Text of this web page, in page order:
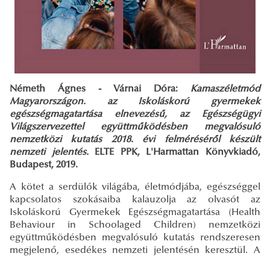
Németh Ágnes - Várnai Dóra: Kamaszéletmód
Magyarországon. az Iskoláskorú gyermekek
egészségmagatartása elnevezésű, az Egészségügyi
Világszervezettel együttműködésben megvalósuló
nemzetközi kutatás 2018. évi felméréséről készült
nemzeti jelentés.ELTE PPK, L'Harmattan Könyvkiadó,
Budapest, 2019.
A kötet a serdülők világába, életmódjába, egészséggel
kapcsolatos szokásaiba kalauzolja az olvasót az
Iskoláskorú Gyermekek Egészségmagatartása (Health
Behaviour in Schoolaged Children) nemzetközi
együttműködésben megvalósuló kutatás rendszeresen
megjelenő, esedékes nemzeti jelentésén keresztül. A